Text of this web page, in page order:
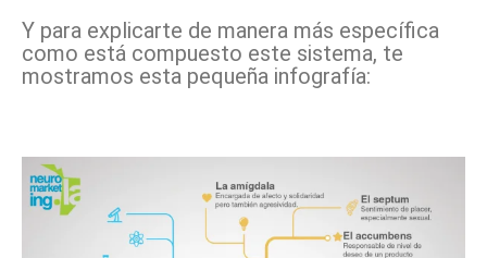
Y para explicarte de manera más específica
como está compuesto este sistema, te
mostramos esta pequeña infografía: